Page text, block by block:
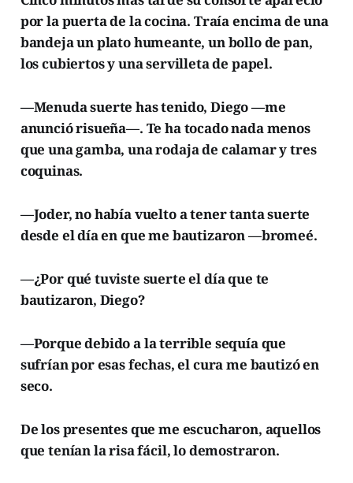
por la puerta de la cocina. Traía encima de una
bandeja un plato humeante, un bollo de pan,
los cubiertos y una servilleta de papel.
—Menuda suerte has tenido, Diego —me
anunció risueña—. Te ha tocado nada menos
que una gamba, una rodaja de calamar y tres
coquinas.
—Joder, no había vuelto a tener tanta suerte
desde el día en que me bautizaron —bromeé.
—¿Por qué tuviste suerte el día que te
bautizaron, Diego?
—Porque debido a la terrible sequía que
sufrían por esas fechas, el cura me bautizó en
seco.
De los presentes que me escucharon, aquellos
que tenían la risa fácil, lo demostraron.